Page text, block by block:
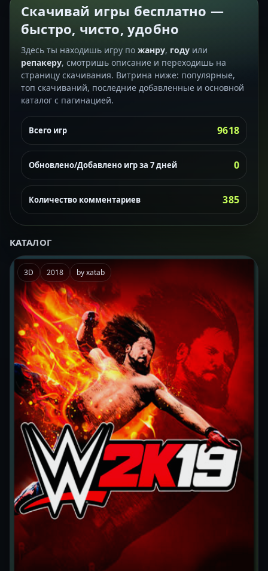
Скачивай игры бесплатно —
быстро, чисто, удобно
Здесь ты находишь игру по жанру, году или
репакеру, смотришь описание и переходишь на
страницу скачивания. Витрина ниже: популярные,
топ скачиваний, последние добавленные и основной
каталог с пагинацией.
Всего игр 9618
Обновлено/Добавлено игр за 7 дней 0
Количество комментариев 385
КАТАЛОГ
3D 2018 by xatab